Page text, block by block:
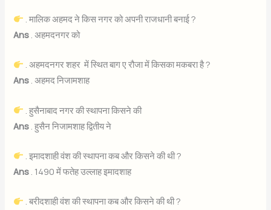
. मालिक अहमद ने किस नगर को अपनी राजधानी बनाई ?
Ans . अहमदनगर को
. अहमदनगर शहर में स्थित बाग ए रौजा में किसका मकबरा है ?
Ans . अहमद निजामशाह
. हुसैनाबाद नगर की स्थापना किसने की
Ans . हुसैन निजामशाह द्वितीय ने
. इमादशाही वंश की स्थापना कब और किसने की थी ?
Ans . 1490 में फतेह उल्लाह इमादशाह
. बरीदशाही वंश की स्थापना कब और किसने की थी ?